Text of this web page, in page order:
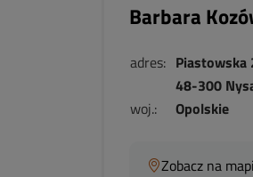
Barbara
adres: Piastowska
48-300
woj.:
Opolskie
Zobacz na